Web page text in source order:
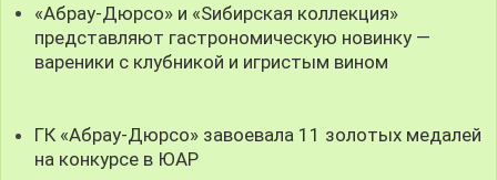
«Абрау-Дюрсо» и «Sибирская коллекция»
представляют гастрономическую новинку —
вареники с клубникой и игристым вином
ГК «Абрау-Дюрсо» завоевала 11 золотых медалей
на конкурсе в ЮАР